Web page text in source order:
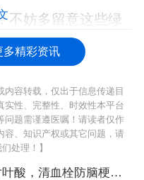
不妨多留意这些绿
精彩资讯
内容转载，仅出于信息传递目
实性、完整性、时效性本平台
问题需谨遵医嘱！请读者仅作
容、知识产权或其它问题，请
处理！】
栓防脑梗，一年后情况如何？